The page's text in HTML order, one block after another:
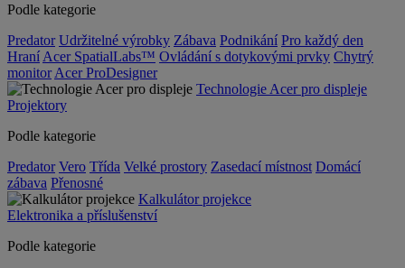
Podle kategorie
Predator Udržitelné výrobky Zábava Podnikání Pro každý den
Hraní Acer SpatialLabs™ Ovládání s dotykovými prvky Chytrý
monitor Acer ProDesigner
Technologie Acer pro displeje
Projektory
Podle kategorie
Predator Vero Třída Velké prostory Zasedací místnost Domácí
zábava Přenosné
Kalkulátor projekce
Elektronika a příslušenství
Podle kategorie